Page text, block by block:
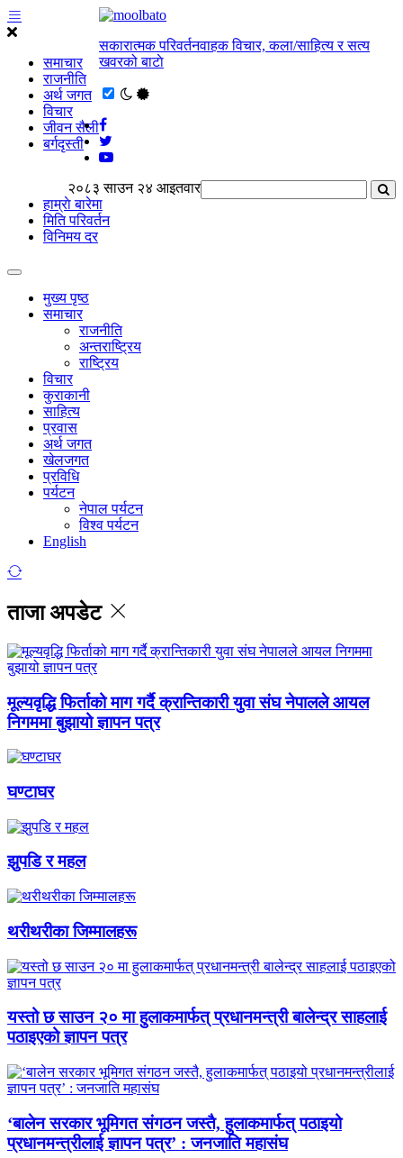
समाचार
राजनीति
अर्थ जगत
विचार
जीवन सैली
बर्गदृस्ती
सकारात्मक परिवर्तनवाहक विचार, कला/साहित्य र सत्य
खवरको बाटाे
२०८३ साउन २४ आइतवार
हाम्राे बारेमा
मिति परिवर्तन
विनिमय दर
मुख्य पृष्ठ
समाचार
राजनीति
अन्तराष्ट्रिय
राष्ट्रिय
विचार
कुराकानी
साहित्य
प्रवास
अर्थ जगत
खेलजगत
प्रविधि
पर्यटन
नेपाल पर्यटन
विश्व पर्यटन
English
ताजा अपडेट
मूल्यवृद्धि फिर्ताको माग गर्दै क्रान्तिकारी युवा संघ नेपालले आयल
निगममा बुझायो ज्ञापन पत्र
घण्टाघर
झुपडि र महल
थरीथरीका जिम्मालहरू
यस्तो छ साउन २० मा हुलाकमार्फत् प्रधानमन्त्री बालेन्द्र साहलाई
पठाइएको ज्ञापन पत्र
‘बालेन सरकार भूमिगत संगठन जस्तै, हुलाकमार्फत् पठाइयो
प्रधानमन्त्रीलाई ज्ञापन पत्र’ : जनजाति महासंघ